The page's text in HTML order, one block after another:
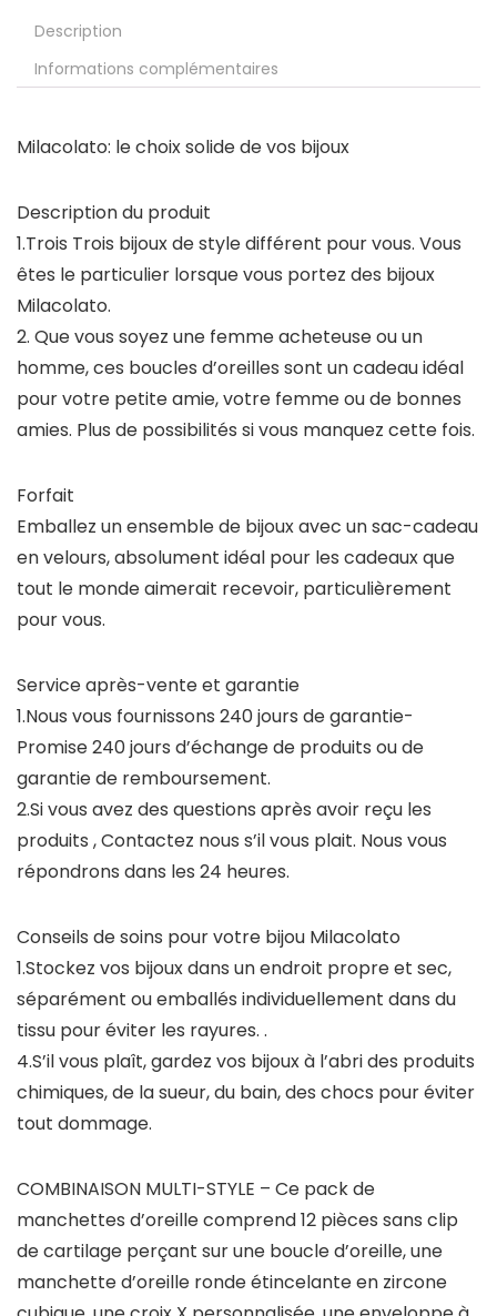
Description
Informations complémentaires
Milacolato: le choix solide de vos bijoux
Description du produit
1.Trois Trois bijoux de style différent pour vous. Vous
êtes le particulier lorsque vous portez des bijoux
Milacolato.
2. Que vous soyez une femme acheteuse ou un
homme, ces boucles d’oreilles sont un cadeau idéal
pour votre petite amie, votre femme ou de bonnes
amies. Plus de possibilités si vous manquez cette fois.
Forfait
Emballez un ensemble de bijoux avec un sac-cadeau
en velours, absolument idéal pour les cadeaux que
tout le monde aimerait recevoir, particulièrement
pour vous.
Service après-vente et garantie
1.Nous vous fournissons 240 jours de garantie-
Promise 240 jours d’échange de produits ou de
garantie de remboursement.
2.Si vous avez des questions après avoir reçu les
produits , Contactez nous s’il vous plait. Nous vous
répondrons dans les 24 heures.
Conseils de soins pour votre bijou Milacolato
1.Stockez vos bijoux dans un endroit propre et sec,
séparément ou emballés individuellement dans du
tissu pour éviter les rayures. .
4.S’il vous plaît, gardez vos bijoux à l’abri des produits
chimiques, de la sueur, du bain, des chocs pour éviter
tout dommage.
COMBINAISON MULTI-STYLE – Ce pack de
manchettes d’oreille comprend 12 pièces sans clip
de cartilage perçant sur une boucle d’oreille, une
manchette d’oreille ronde étincelante en zircone